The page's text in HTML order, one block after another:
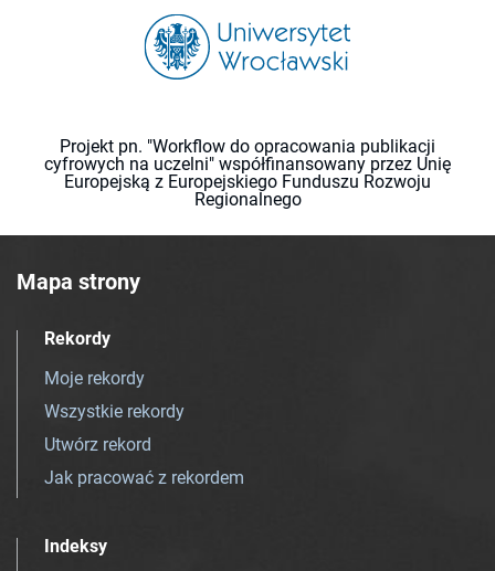
Projekt pn. "Workflow do opracowania publikacji
cyfrowych na uczelni" współfinansowany przez Unię
Europejską z Europejskiego Funduszu Rozwoju
Regionalnego
Mapa strony
Rekordy
Moje rekordy
Wszystkie rekordy
Utwórz rekord
Jak pracować z rekordem
Indeksy